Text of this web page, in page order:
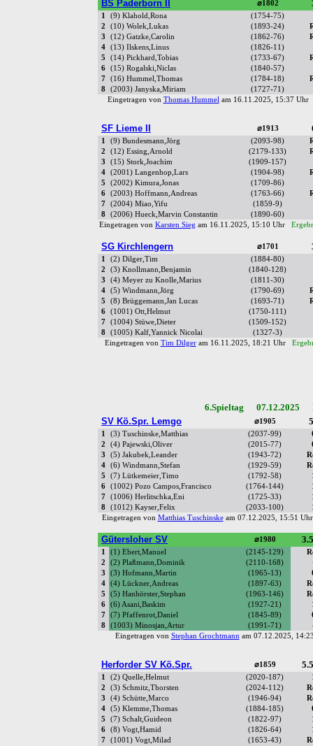
BS Paderborn II ⌀1802
1 (9) Klahold,Rona
(1754-75)
2
(10) Wolek,Lukas (1893-24)
3
(12) Gatzke,Carolin (1862-76)
4
(13) Ilskens,Linus
(1826-11)
5
(14) Pickhard,Tobias (1733-67)
6
(15) Rogalski,Niclas
(1840-57)
7
(16) Hummel,Thomas (1784-18)
8
(2003) Janyska,Miriam
(1727-71)
Eingetragen von Thomas Hummelam 16.11.2025, 15:37
SF Lieme II ⌀1913
1 (9) Bundesmann,Jörg (2093-98)
2
(12) Essing,Arnold (2179-133)
3
(15) Stork,Joachim
(1909-157)
4
(2001) Langenhop,Lars (1904-98)
5
(2002) Kimura,Jonas
(1709-86)
6
(2003) Hoffmann,Andreas (1763-66)
7
(2004) Miao,Yifu
(1859-9)
8
(2006) Hueck,Marvin Constantin
(1890-60)
Eingetragen von Karsten Sieg am 16.11.2025, 15:10 Uhr
SG Kirchlengern ⌀1701
1 (2) Dilger,Tim
(1884-80)
2
(3) Knollmann,Benjamin
(1840-128)
3
(4) Meyer zu Knolle,Marius
(1811-30)
4
(5) Windmann,Jörg (1790-69)
5
(8) Brüggemann,Jan Lucas (1693-71)
6
(1001) Ott,Helmut
(1750-111)
7
(1004) Stüwe,Dieter
(1509-152)
8
(1005) Kalf,Yannick Nicolai
(1327-3)
Eingetragen von Tim Dilgeram 16.11.2025, 18:21 Uhr
6.Spieltag 07.12.2025
SV Kö.Spr. Lemgo
⌀1905
1 (3) Tuschinske,Matthias (2037-99)
2
(4) Pajewski,Oliver (2015-77)
3
(5) Jakubek,Leander (1943-72)
4
(6) Windmann,Stefan (1929-59)
5
(7) Lütkemeier,Timo (1792-58)
6
(1002) Pozo Campos,Francisco (1764-144)
7
(1006) Herlitschka,Eni (1725-33)
8
(1012) Kayser,Felix (2033-100)
Eingetragen von Matthias Tuschinskeam 07.12.2025, 15:51
Gütersloher SV ⌀1980
1 (1) Ebert,Manuel (2145-129)
2
(2) Plaßmann,Dominik (2110-168)
3
(3) Hofmann,Martin (1965-13)
4
(4) Lückner,Andreas (1897-63)
5
(5) Hanhörster,Stephan (1963-146)
6
(6) Asani,Baskim (1927-21)
7
(7) Pfaffenrot,Daniel (1845-89)
8
(1003) Minosjan,Artur (1991-71)
Eingetragen von Stephan Grochtmannam 07.12.2025,
Herforder SV Kö.Spr. ⌀1859
1 (2) Quelle,Helmut (2020-187)
2
(3) Schmitz,Thorsten (2024-112)
3
(4) Schütte,Marco (1946-94)
4
(5) Klemme,Thomas (1884-185)
5
(7) Schalt,Guideon (1822-97)
6
(8) Vogt,Hamid (1826-64)
7
(1001) Vogt,Milad (1653-43)